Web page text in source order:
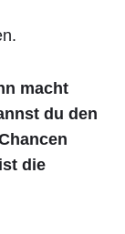
macht
du den
die